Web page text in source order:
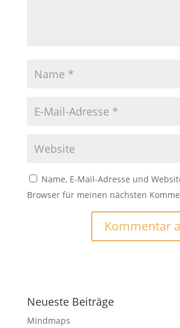
Name, E-Mail-Adresse und
Browser für meinen nächsten
Neueste Beiträge
Mindmaps